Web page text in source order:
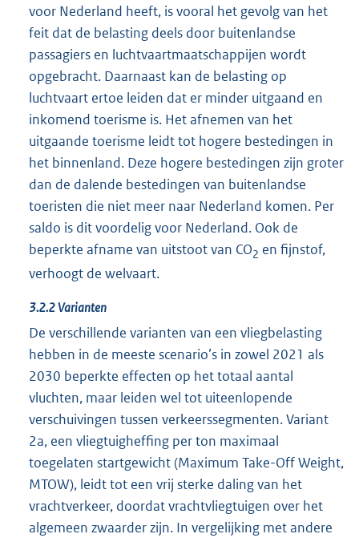
voor Nederland heeft, is vooral het gevolg van het
feit dat de belasting deels door buitenlandse
passagiers en luchtvaartmaatschappijen wordt
opgebracht. Daarnaast kan de belasting op
luchtvaart ertoe leiden dat er minder uitgaand en
inkomend toerisme is. Het afnemen van het
uitgaande toerisme leidt tot hogere bestedingen in
het binnenland. Deze hogere bestedingen zijn groter
dan de dalende bestedingen van buitenlandse
toeristen die niet meer naar Nederland komen. Per
saldo is dit voordelig voor Nederland. Ook de
beperkte afname van uitstoot van CO2 en fijnstof,
verhoogt de welvaart.
3.2.2 Varianten
De verschillende varianten van een vliegbelasting
hebben in de meeste scenario’s in zowel 2021 als
2030 beperkte effecten op het totaal aantal
vluchten, maar leiden wel tot uiteenlopende
verschuivingen tussen verkeerssegmenten. Variant
2a, een vliegtuigheffing per ton maximaal
toegelaten startgewicht (Maximum Take-Off Weight,
MTOW), leidt tot een vrij sterke daling van het
vrachtverkeer, doordat vrachtvliegtuigen over het
algemeen zwaarder zijn. In vergelijking met andere